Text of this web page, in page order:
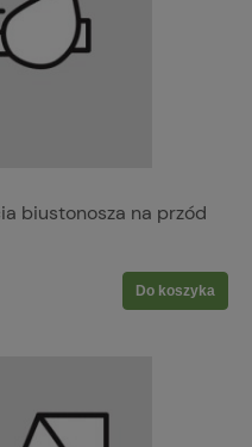
biustonosza na przód
Do koszyka